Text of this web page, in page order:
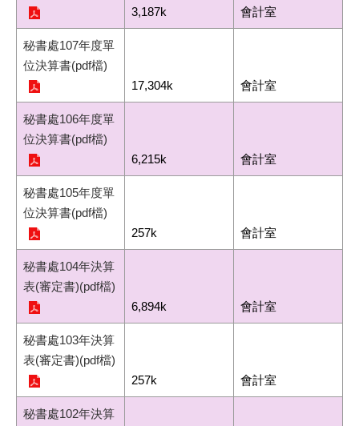
3,187k
會計室
秘書處107年度單
位決算書(pdf檔)
17,304k
會計室
秘書處106年度單
位決算書(pdf檔)
6,215k
會計室
秘書處105年度單
位決算書(pdf檔)
257k
會計室
秘書處104年決算
表(審定書)(pdf檔)
6,894k
會計室
秘書處103年決算
表(審定書)(pdf檔)
257k
會計室
秘書處102年決算